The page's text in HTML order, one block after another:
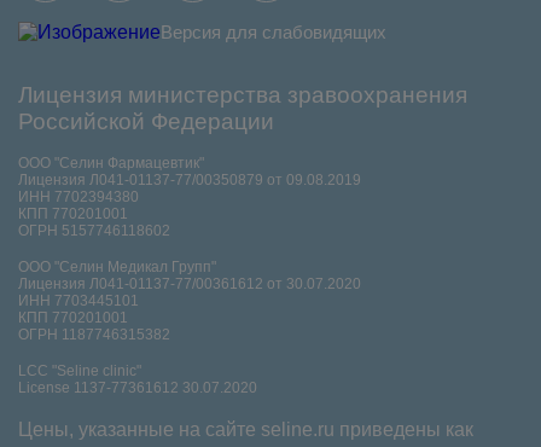
Версия для слабовидящих
Лицензия министерства зравоохранения
Российской Федерации
ООО "Селин Фармацевтик"
Лицензия Л041-01137-77/00350879 от 09.08.2019
ИНН 7702394380
КПП 770201001
ОГРН 5157746118602
ООО "Селин Медикал Групп"
Лицензия Л041-01137-77/00361612 от 30.07.2020
ИНН 7703445101
КПП 770201001
ОГРН 1187746315382
LCC "Seline clinic"
License 1137-77361612 30.07.2020
Цены, указанные на сайте seline.ru приведены как